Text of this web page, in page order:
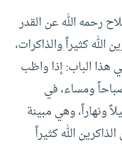
رحمه الله عن القدر
الله كثيراً والذاكرات،
هذا الباب: إذا واظب
صباحاً ومساء، في
ونهاراً، وهي مبينة
الله كثيراً